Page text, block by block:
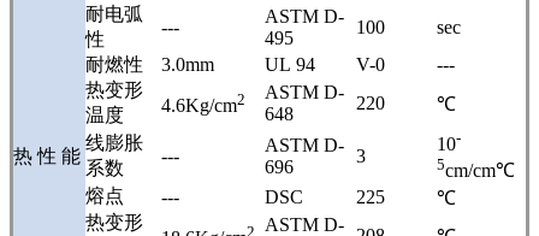
耐电弧
性
---
ASTM D-
495
100 sec
热 性 能
耐燃性 3.0mm UL 94 V-0
---
热变形
温度
4.6Kg/cm2
ASTM D-
648
220
℃
线膨胀
系数
---
ASTM D-
696
3
10-
5cm/cm℃
熔点
--- DSC 225
℃
热变形
2
ASTM D-